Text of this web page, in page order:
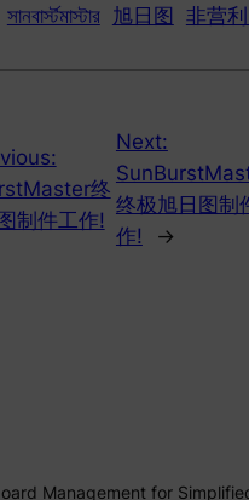
সানবার্স্টমাস্টার 旭日图 非营利
终
制件工作!
Next:
终极旭日图制
作!
→
Management for